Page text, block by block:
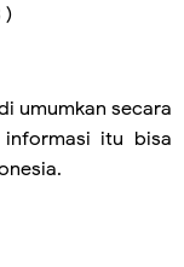
)
umumkan secara
itu bisa